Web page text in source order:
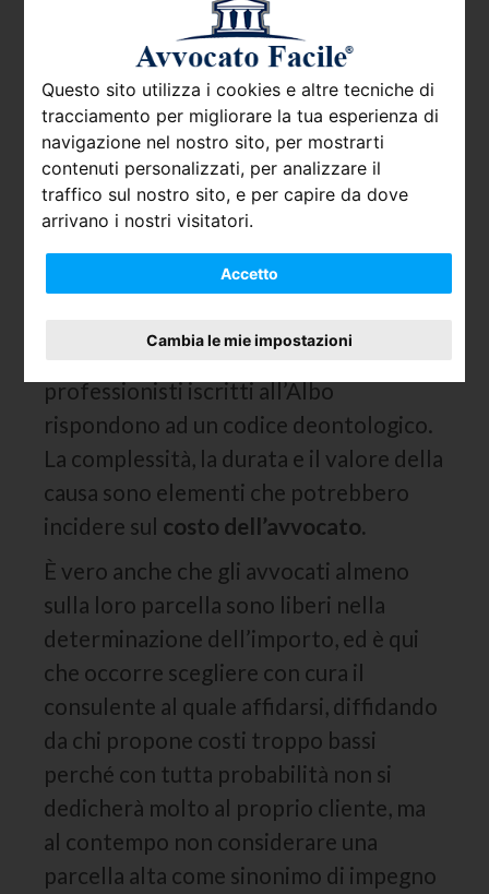
Questo sito utilizza i cookies e altre tecniche di
tracciamento per migliorare la tua esperienza di
navigazione nel nostro sito, per mostrarti
contenuti personalizzati, per analizzare il
traffico sul nostro sito, e per capire da dove
arrivano i nostri visitatori.
Accetto
Cambia le mie impostazioni
Ovviamente, il tutto dovrà essere
adeguatamente retribuito. Anche
quando si parla diavvocati gratis
riferisce al patrocinio a spese dello
Stato riconosciuto a favore di alcune
categorie di soggetti.
L’accordo tra le parti appare essere
determinante per stabilire l’onorario
dell’avvocato. Ciò non significa che
parametro oggettivo e misurabile. I
professionisti iscritti all’Albo
rispondono ad un codice deontologico.
La complessità, la durata e il valore della
causa sono elementi che potrebbero
incidere sul costo dell’avvocato.
È vero anche che gli avvocati almeno
sulla loro parcella sono liberi nella
determinazione dell’importo, ed è qui
che occorre scegliere con cura il
consulente al quale affidarsi, diffidando
da chi propone costi troppo bassi
perché con tutta probabilità non si
dedicherà molto al proprio cliente, ma
al contempo non considerare una
parcella alta come sinonimo di impegno